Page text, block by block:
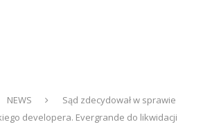
NEWS
Sąd zdecydował w sprawie
developera. Evergrande do likwidacji